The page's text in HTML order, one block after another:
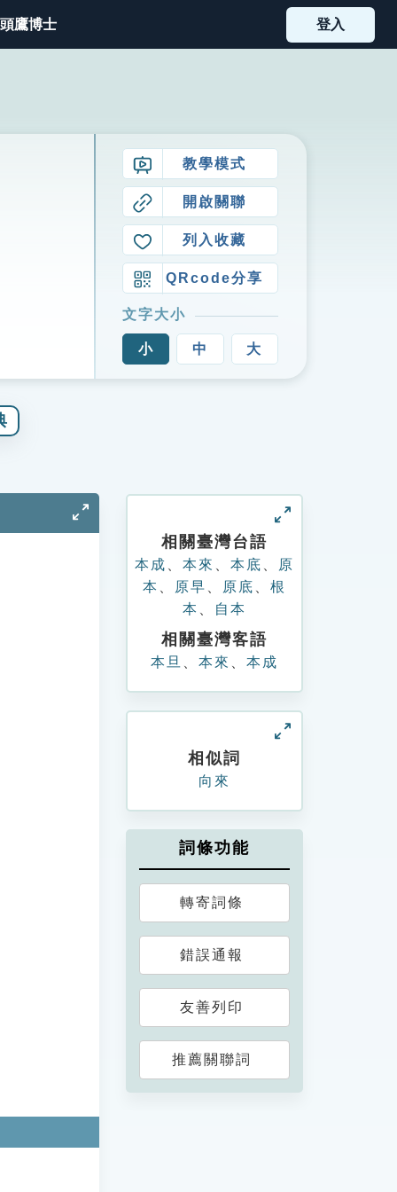
鷹博士 登入
教學模式
開啟關聯
列入收藏
QRcode分享
文字大小
小 中 大
相關臺灣台語
本成 本來 本底
原
本
原早 原底
根
本
自本
相關臺灣客語
本旦 本來 本成
相似詞
向來
詞條功能
轉寄詞條
錯誤通報
友善列印
推薦關聯詞